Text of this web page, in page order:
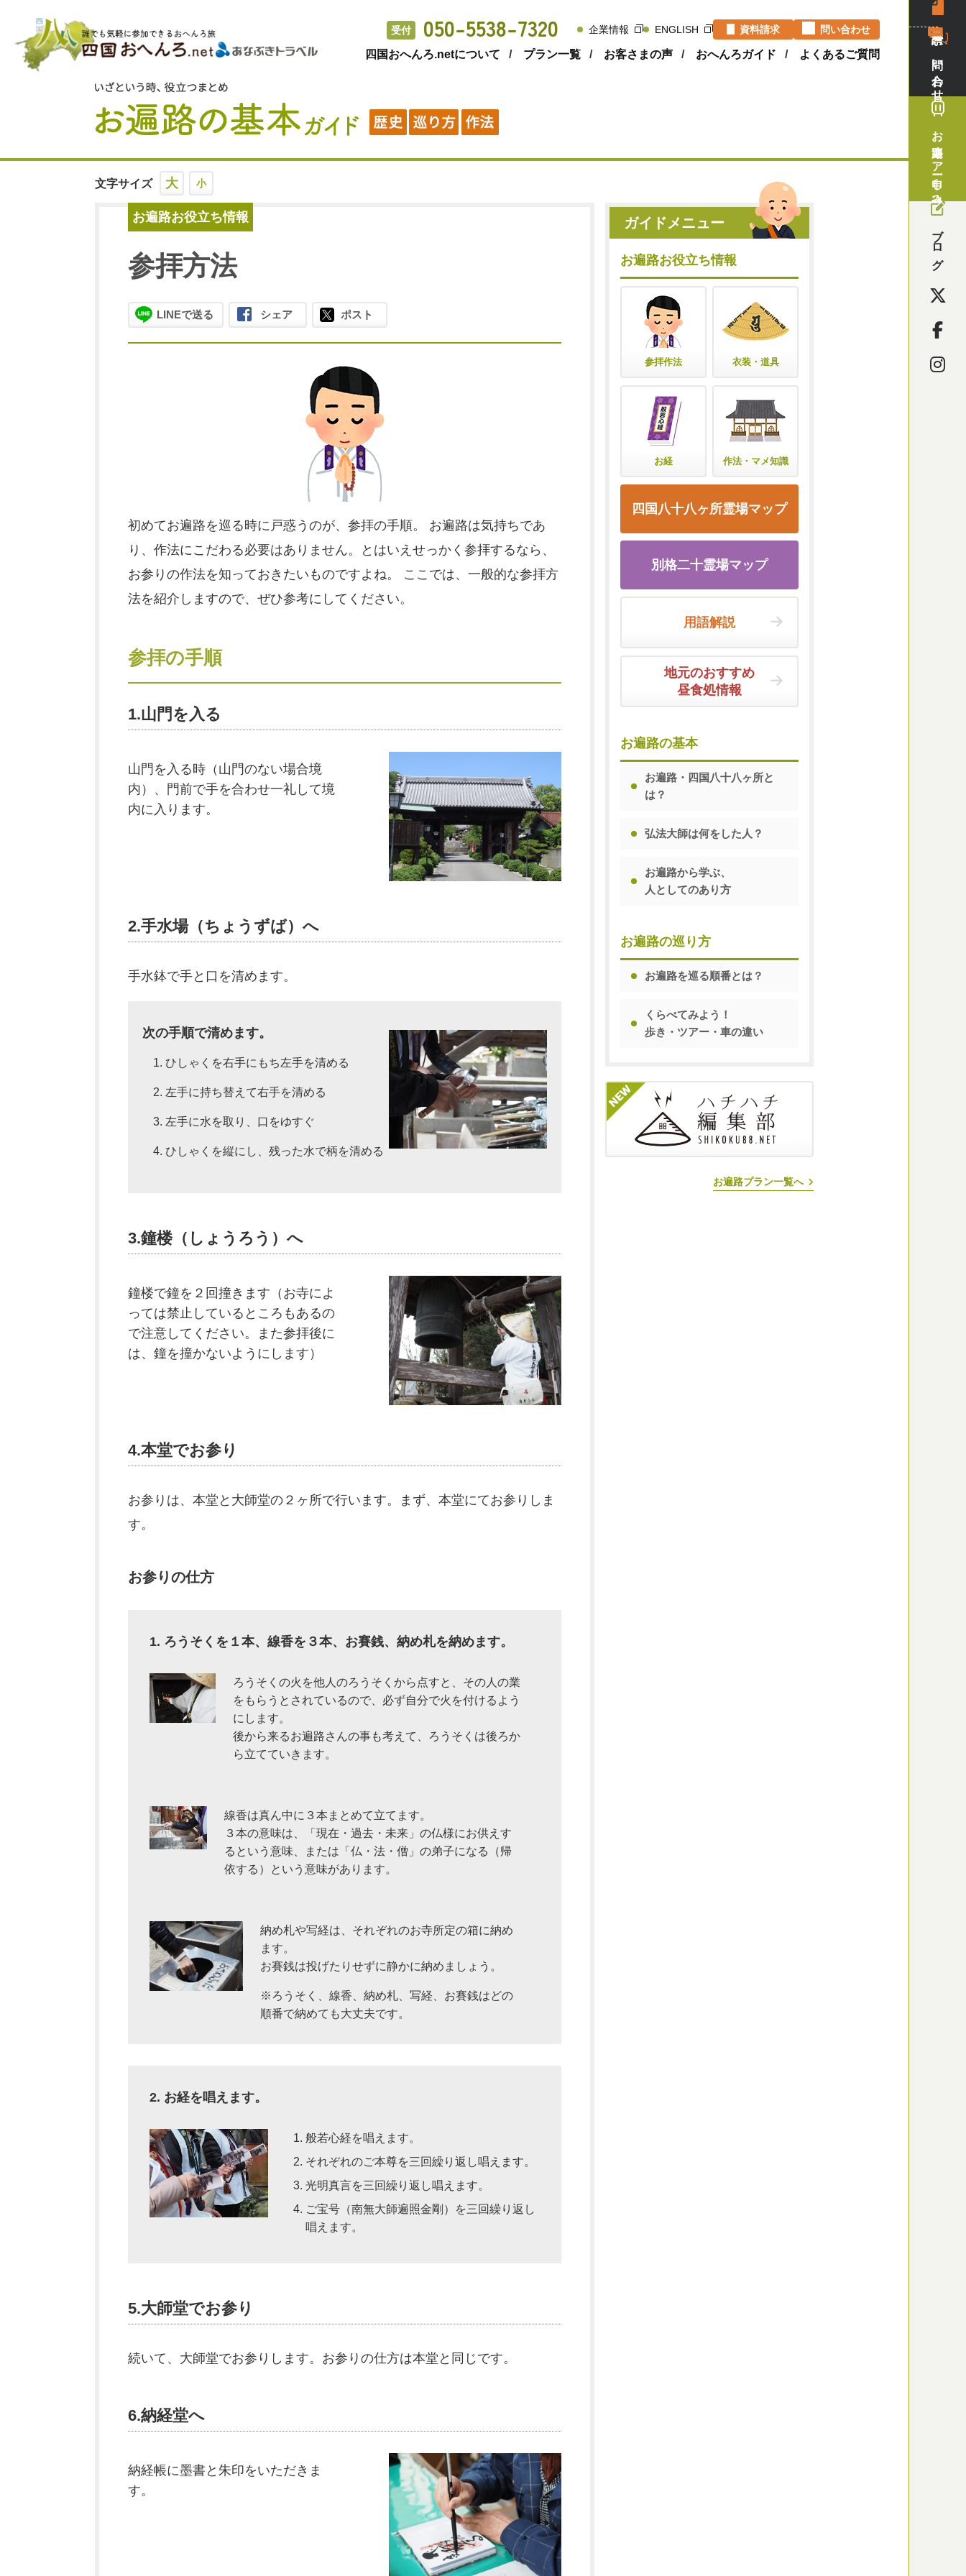
受付 050-5538-7320 企業情報 ENGLISH 資料請求 問い合わせ
四国おへんろ.netについて プラン一覧 お客さまの声 おへんろガイド よくあるご質問 問い合わせ
お遍路ツアー申し込み
ブログ
文字サイズ 大 小
お遍路お役立ち情報
参拝方法
LINEで送る シェア ポスト
初めてお遍路を巡る時に戸惑うのが、参拝の手順。 お遍路は気持ちであ
り、作法にこだわる必要はありません。とはいえせっかく参拝するなら、
お参りの作法を知っておきたいものですよね。 ここでは、一般的な参拝方
法を紹介しますので、ぜひ参考にしてください。
参拝の手順
1.山門を入る
山門を入る時（山門のない場合境
内）、門前で手を合わせ一礼して境
内に入ります。
2.手水場（ちょうずば）へ
手水鉢で手と口を清めます。
次の手順で清めます。
ひしゃくを右手にもち左手を清める
左手に持ち替えて右手を清める
左手に水を取り、口をゆすぐ
ひしゃくを縦にし、残った水で柄を清める
3.鐘楼（しょうろう）へ
鐘楼で鐘を２回撞きます（お寺によ
っては禁止しているところもあるの
で注意してください。また参拝後に
は、鐘を撞かないようにします）
4.本堂でお参り
お参りは、本堂と大師堂の２ヶ所で行います。まず、本堂にてお参りしま
す。
お参りの仕方
1. ろうそくを１本、線香を３本、お賽銭、納め札を納めます。
ろうそくの火を他人のろうそくから点すと、その人の業
をもらうとされているので、必ず自分で火を付けるよう
にします。
後から来るお遍路さんの事も考えて、ろうそくは後ろか
ら立てていきます。
線香は真ん中に３本まとめて立てます。
３本の意味は、「現在・過去・未来」の仏様にお供えす
るという意味、または「仏・法・僧」の弟子になる（帰
依する）という意味があります。
納め札や写経は、それぞれのお寺所定の箱に納め
ます。
お賽銭は投げたりせずに静かに納めましょう。
※ろうそく、線香、納め札、写経、お賽銭はどの
順番で納めても大丈夫です。
2. お経を唱えます。
般若心経を唱えます。
それぞれのご本尊を三回繰り返し唱えます。
光明真言を三回繰り返し唱えます。
ご宝号（南無大師遍照金剛）を三回繰り返し
唱えます。
5.大師堂でお参り
続いて、大師堂でお参りします。お参りの仕方は本堂と同じです。
6.納経堂へ
納経帳に墨書と朱印をいただきま
す。
ガイドメニュー
お遍路お役立ち情報
参拝作法 衣装・道具
お経 作法・マメ知識
四国八十八ヶ所霊場マップ
別格二十霊場マップ
用語解説
地元のおすすめ
昼食処情報
お遍路の基本
お遍路・四国八十八ヶ所と
は？
弘法大師は何をした人？
お遍路から学ぶ、
人としてのあり方
お遍路の巡り方
お遍路を巡る順番とは？
くらべてみよう！
歩き・ツアー・車の違い
お遍路プラン一覧へ